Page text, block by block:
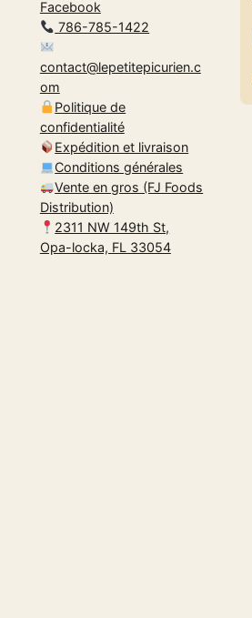
Facebook
786-785-1422
contact@lepetitepicurien.c
om
Politique de
confidentialité
Expédition et livraison
Conditions générales
Vente en gros (FJ Foods
Distribution)
2311 NW 149th St,
Opa-locka, FL 33054